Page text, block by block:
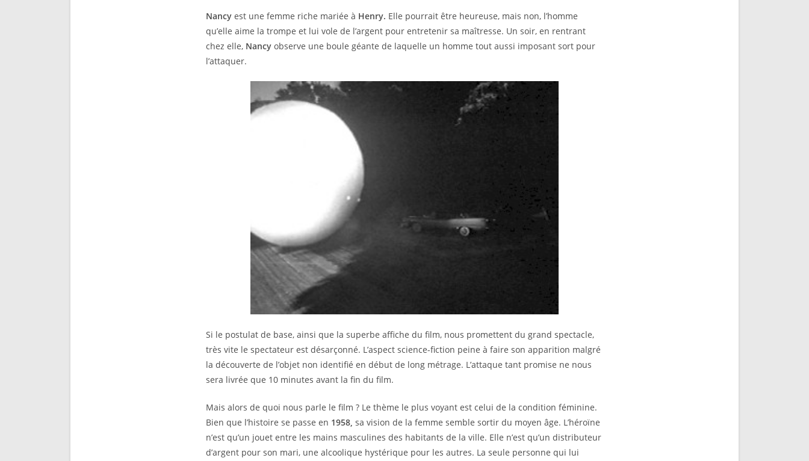
Nancy est une femme riche mariée à Henry. Elle pourrait être heureuse, mais non, l’homme
qu’elle aime la trompe et lui vole de l’argent pour entretenir sa maîtresse. Un soir, en rentrant
chez elle, Nancy observe une boule géante de laquelle un homme tout aussi imposant sort pour
l’attaquer.
Si le postulat de base, ainsi que la superbe affiche du film, nous promettent du grand spectacle,
très vite le spectateur est désarçonné. L’aspect science-fiction peine à faire son apparition malgré
la découverte de l’objet non identifié en début de long métrage. L’attaque tant promise ne nous
sera livrée que 10 minutes avant la fin du film.
Mais alors de quoi nous parle le film ? Le thème le plus voyant est celui de la condition féminine.
Bien que l’histoire se passe en 1958, sa vision de la femme semble sortir du moyen âge. L’héroïne
n’est qu’un jouet entre les mains masculines des habitants de la ville. Elle n’est qu’un distributeur
d’argent pour son mari, une alcoolique hystérique pour les autres. La seule personne qui lui